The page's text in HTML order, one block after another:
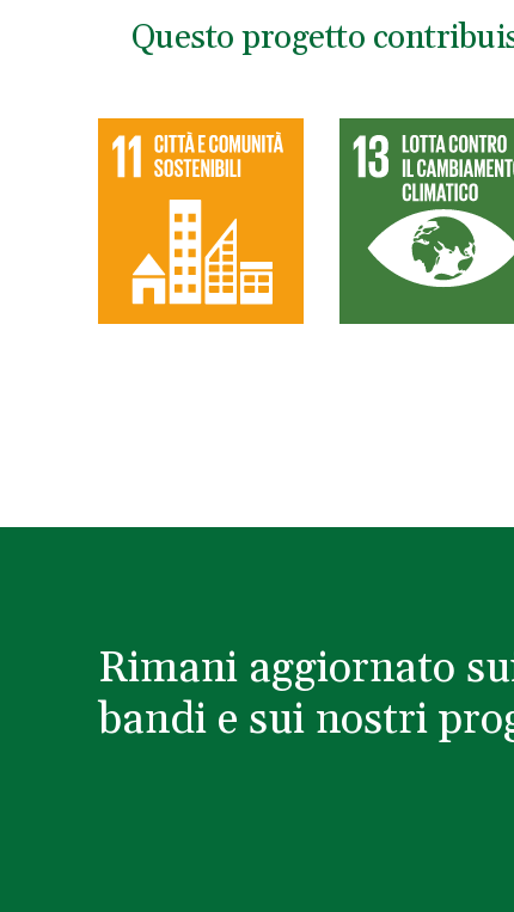
Questo progetto
Rimani aggiornato
bandi e sui nostri